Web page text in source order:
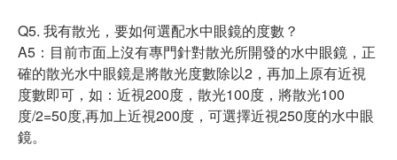
Q5. 我有散光，要如何選配水中眼鏡的度數？
A5：目前市面上沒有專門針對散光所開發的水中眼鏡，正
確的散光水中眼鏡是將散光度數除以2，再加上原有近視
度數即可，如：近視200度，散光100度，將散光100
度/2=50度,再加上近視200度，可選擇近視250度的水中眼
鏡。